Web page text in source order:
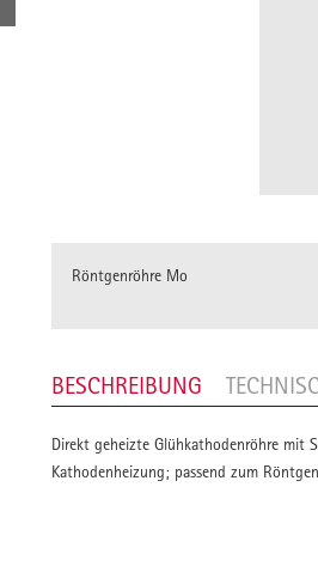
Röntgenröhre Mo
BESCHREIBUNG
Direkt geheizte Glühkathodenröhre mit
Kathodenheizung; passend zum